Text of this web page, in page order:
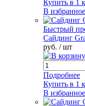
Купить в 1
В избранное
Быстрый
Сайдинг
руб. / шт
Подробнее
Купить в 1
В избранное